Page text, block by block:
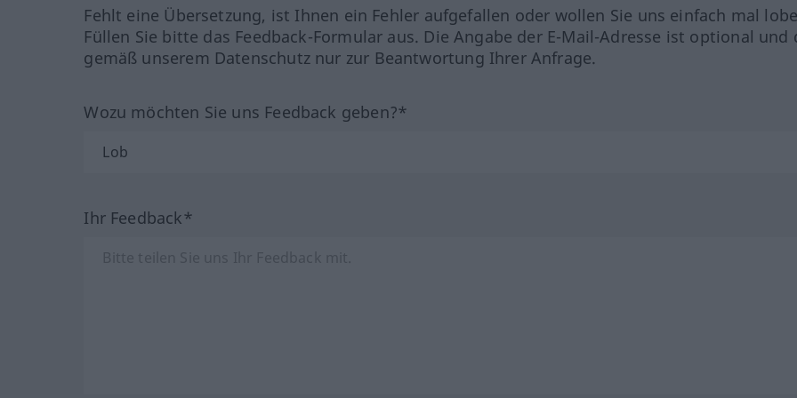
Fehlt eine Übersetzung, ist Ihnen ein Fehler aufgefallen oder wollen Sie uns einfach mal
Füllen Sie bitte das Feedback-Formular aus. Die Angabe der E-Mail-Adresse ist optional und
gemäß unserem Datenschutz nur zur Beantwortung Ihrer Anfrage.
Wozu möchten Sie uns Feedback geben?*
Ihr Feedback*